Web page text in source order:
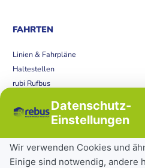
FAHRTEN
Linien & Fahrpläne
Haltestellen
rubi Rufbus
Störungen
Tickets & Tarife
Deutschlandticket
Datenschutz-
Einstellungen
Wir verwenden Cookies und
Einige sind notwendig, andere